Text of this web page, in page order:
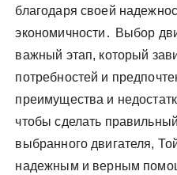
благодаря своей
экономичности․ Выбор
важный этап, который
потребностей и
преимущества и
чтобы сделать
выбранного двигателя,
надежным и верным